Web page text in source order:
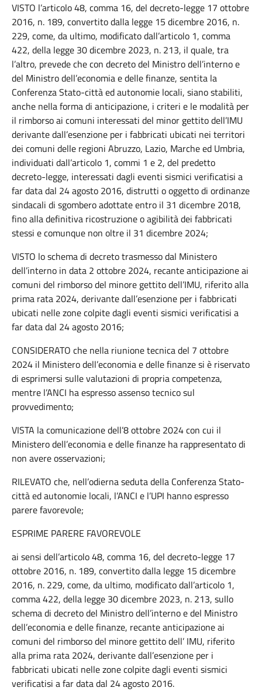
VISTO l’articolo 48, comma 16, del decreto-legge 17 ottobre
2016, n. 189, convertito dalla legge 15 dicembre 2016, n.
229, come, da ultimo, modificato dall’articolo 1, comma
422, della legge 30 dicembre 2023, n. 213, il quale, tra
l’altro, prevede che con decreto del Ministro dell’interno e
del Ministro dell’economia e delle finanze, sentita la
Conferenza Stato-città ed autonomie locali, siano stabiliti,
anche nella forma di anticipazione, i criteri e le modalità per
il rimborso ai comuni interessati del minor gettito dell’IMU
derivante dall’esenzione per i fabbricati ubicati nei territori
dei comuni delle regioni Abruzzo, Lazio, Marche ed Umbria,
individuati dall’articolo 1, commi 1 e 2, del predetto
decreto-legge, interessati dagli eventi sismici verificatisi a
far data dal 24 agosto 2016, distrutti o oggetto di ordinanze
sindacali di sgombero adottate entro il 31 dicembre 2018,
fino alla definitiva ricostruzione o agibilità dei fabbricati
stessi e comunque non oltre il 31 dicembre 2024;
VISTO lo schema di decreto trasmesso dal Ministero
dell’interno in data 2 ottobre 2024, recante anticipazione ai
comuni del rimborso del minore gettito dell’IMU, riferito alla
prima rata 2024, derivante dall’esenzione per i fabbricati
ubicati nelle zone colpite dagli eventi sismici verificatisi a
far data dal 24 agosto 2016;
CONSIDERATO che nella riunione tecnica del 7 ottobre
2024 il Ministero dell’economia e delle finanze si è riservato
di esprimersi sulle valutazioni di propria competenza,
mentre l’ANCI ha espresso assenso tecnico sul
provvedimento;
VISTA la comunicazione dell’8 ottobre 2024 con cui il
Ministero dell’economia e delle finanze ha rappresentato di
non avere osservazioni;
RILEVATO che, nell’odierna seduta della Conferenza Stato-
città ed autonomie locali, l’ANCI e l’UPI hanno espresso
parere favorevole;
ESPRIME PARERE FAVOREVOLE
ai sensi dell’articolo 48, comma 16, del decreto-legge 17
ottobre 2016, n. 189, convertito dalla legge 15 dicembre
2016, n. 229, come, da ultimo, modificato dall’articolo 1,
comma 422, della legge 30 dicembre 2023, n. 213, sullo
schema di decreto del Ministro dell’interno e del Ministro
dell’economia e delle finanze, recante anticipazione ai
comuni del rimborso del minore gettito dell’ IMU, riferito
alla prima rata 2024, derivante dall’esenzione per i
fabbricati ubicati nelle zone colpite dagli eventi sismici
verificatisi a far data dal 24 agosto 2016.